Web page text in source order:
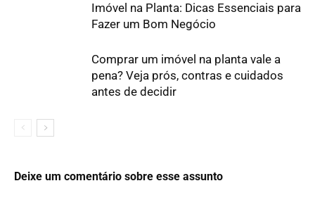
Imóvel na Planta: Dicas Essenciais para
Fazer um Bom Negócio
Comprar um imóvel na planta vale a
pena? Veja prós, contras e cuidados
antes de decidir
Deixe um comentário sobre esse assunto